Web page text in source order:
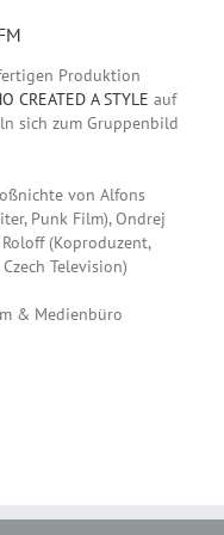
Produktion
CREATED A STYLE auf
sich zum Gruppenbild
von Alfons
Punk Film), Ondrej
(Koproduzent,
Television)
& Medienbüro